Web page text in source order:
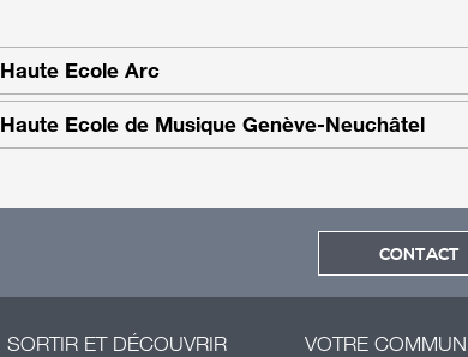
Haute Ecole Arc
Haute Ecole de Musique Genève-Neuchâtel
CONTACT
SORTIR ET DÉCOUVRIR VOTRE